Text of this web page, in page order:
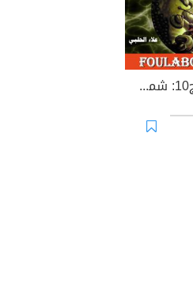
من نحن؟ - ج10: شمس الشموس سر الحياة وبهجة الخلاص